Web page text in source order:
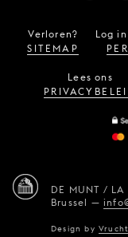
Verloren?
SITEMAP
Log
Lees ons
DE MUNT /
Brussel —
Design by